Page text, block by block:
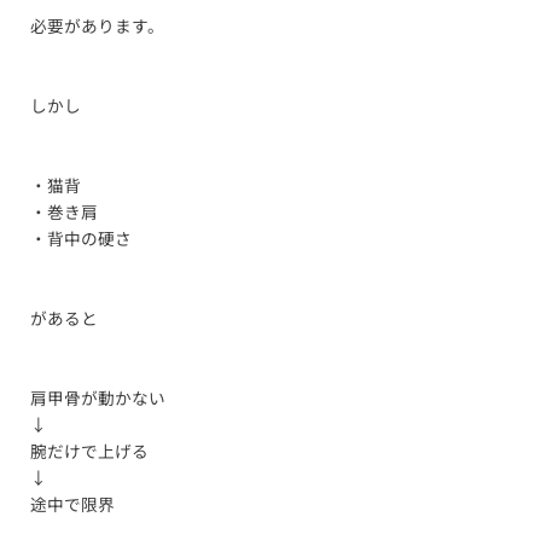
必要があります。
しかし
・猫背
・巻き肩
・背中の硬さ
があると
肩甲骨が動かない
↓
腕だけで上げる
↓
途中で限界